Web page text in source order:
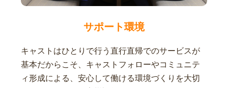
サポート環境
キャストはひとりで行う直行直帰でのサービスが
基本だからこそ、キャストフォローやコミュニテ
ィ形成による、安心して働ける環境づくりを大切